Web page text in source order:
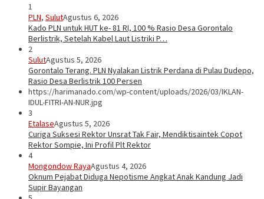
1
PLN, SulutAgustus 6, 2026
Kado PLN untuk HUT ke- 81 RI, 100 % Rasio Desa Gorontalo
Berlistrik, Setelah Kabel Laut Listriki P…
2
SulutAgustus 5, 2026
Gorontalo Terang. PLN Nyalakan Listrik Perdana di Pulau Dudepo,
Rasio Desa Berlistrik 100 Persen
https://harimanado.com/wp-content/uploads/2026/03/IKLAN-
IDUL-FITRI-AN-NUR.jpg
3
EtalaseAgustus 5, 2026
Curiga Suksesi Rektor Unsrat Tak Fair, Mendiktisaintek Copot
Rektor Sompie, Ini Profil Plt Rektor
4
Mongondow RayaAgustus 4, 2026
Oknum Pejabat Diduga Nepotisme Angkat Anak Kandung Jadi
Supir Bayangan